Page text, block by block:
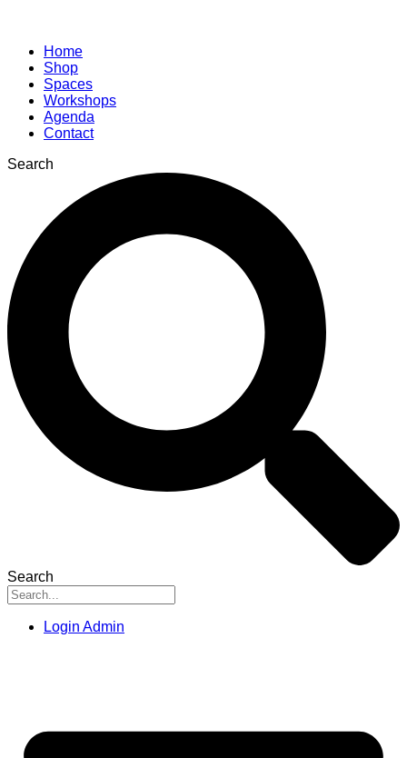
Home
Shop
Spaces
Workshops
Agenda
Contact
Search
Search
Login Admin